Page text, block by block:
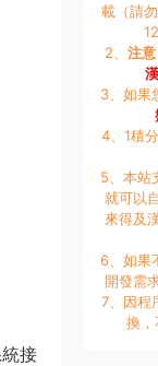
接
載（請
2、 注意
3、如果
4、1積
5、本站
就可以
來得及
6、如果
開發需
7、因程
換，